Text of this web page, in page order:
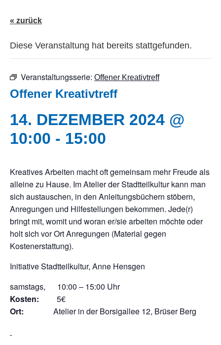
« zurück
Diese Veranstaltung hat bereits stattgefunden.
Veranstaltungsserie: Offener Kreativtreff
Offener Kreativtreff
14. DEZEMBER 2024 @
10:00 - 15:00
Kreatives Arbeiten macht oft gemeinsam mehr Freude als
alleine zu Hause. Im Atelier der Stadtteilkultur kann man
sich austauschen, in den Anleitungsbüchern stöbern,
Anregungen und Hilfestellungen bekommen. Jede(r)
bringt mit, womit und woran er/sie arbeiten möchte oder
holt sich vor Ort Anregungen (Material gegen
Kostenerstattung).
Initiative Stadtteilkultur, Anne Hensgen
samstags, 10:00 – 15:00 Uhr
Kosten: 5€
Ort: Atelier in der Borsigallee 12, Brüser Berg